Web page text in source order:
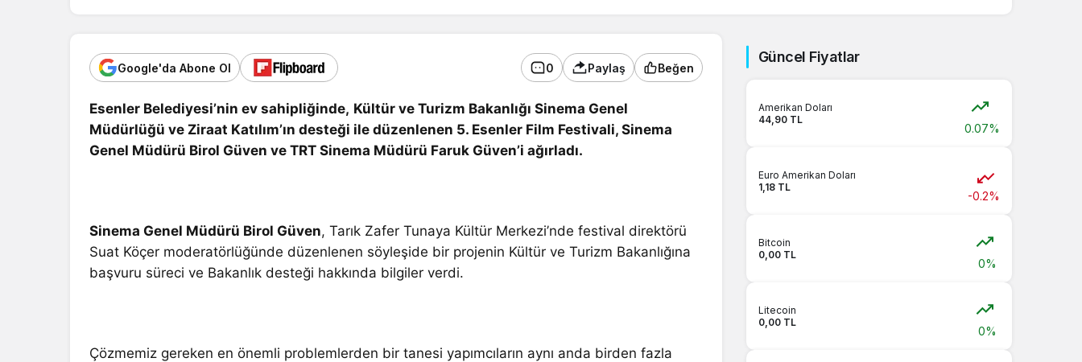
Google'da Abone Ol 0 Paylaş Beğen
Esenler Belediyesi’nin ev sahipliğinde, Kültür ve Turizm Bakanlığı Sinema Genel
Müdürlüğü ve Ziraat Katılım’ın desteği ile düzenlenen 5. Esenler Film Festivali, Sinema
Genel Müdürü Birol Güven ve TRT Sinema Müdürü Faruk Güven’i ağırladı.
Sinema Genel Müdürü Birol Güven, Tarık Zafer Tunaya Kültür Merkezi’nde festival direktörü
Suat Köçer moderatörlüğünde düzenlenen söyleşide bir projenin Kültür ve Turizm Bakanlığına
başvuru süreci ve Bakanlık desteği hakkında bilgiler verdi.
Çözmemiz gereken en önemli problemlerden bir tanesi yapımcıların aynı anda birden fazla
Güncel Fiyatlar
Amerikan Doları
44,90 TL
0.07%
Euro Amerikan Doları
1,18 TL
-0.2%
Bitcoin
0,00 TL
0%
Litecoin
0,00 TL
0%